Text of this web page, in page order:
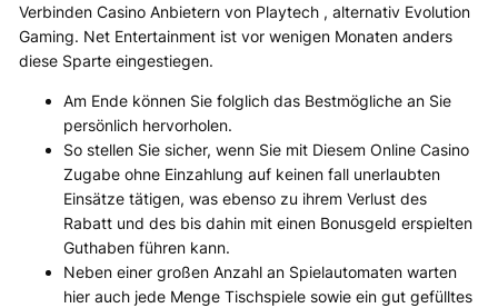
Verbinden Casino Anbietern von Playtech , alternativ Evolution
Gaming. Net Entertainment ist vor wenigen Monaten anders
diese Sparte eingestiegen.
Am Ende können Sie folglich das Bestmögliche an Sie
persönlich hervorholen.
So stellen Sie sicher, wenn Sie mit Diesem Online Casino
Zugabe ohne Einzahlung auf keinen fall unerlaubten
Einsätze tätigen, was ebenso zu ihrem Verlust des
Rabatt und des bis dahin mit einen Bonusgeld erspielten
Guthaben führen kann.
Neben einer großen Anzahl an Spielautomaten warten
hier auch jede Menge Tischspiele sowie ein gut gefülltes